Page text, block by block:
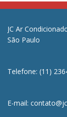
JC Ar
São Paulo
Telefone: (11)
E-mail: